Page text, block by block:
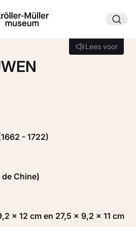
Lees voor
Lees voor
- 1722)
de Chine)
× 12 cm en 27,5 × 9,2 × 11 cm